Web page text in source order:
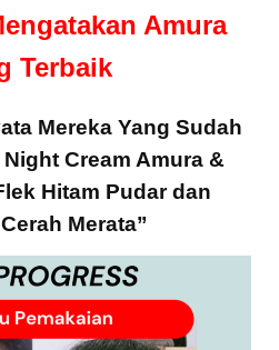
Amura
Terbaik
Mereka Yang Sudah
Cream Amura &
Hitam Pudar dan
Merata”